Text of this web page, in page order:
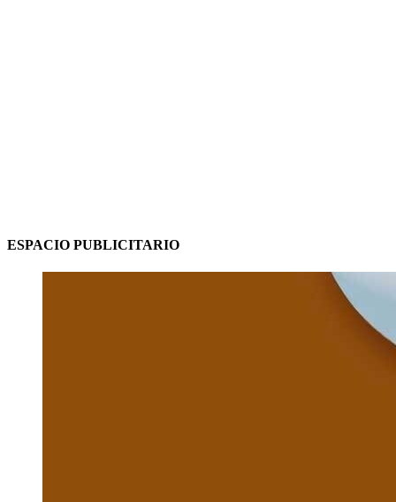
ESPACIO PUBLICITARIO